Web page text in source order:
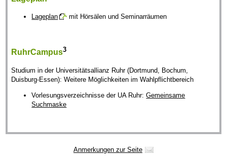
Lageplan mit Hörsälen und Seminarräumen
RuhrCampus3
Studium in der Universitätsallianz Ruhr (Dortmund, Bochum,
Duisburg-Essen): Weitere Möglichkeiten im Wahlpflichtbereich
Vorlesungsverzeichnisse der UA Ruhr:Gemeinsame
Suchmaske
Anmerkungen zur Seite